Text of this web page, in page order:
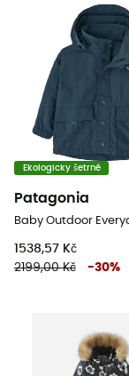
Ekologicky šetrné
Patagonia
1538,57 Kč
2199,00 Kč
-30%